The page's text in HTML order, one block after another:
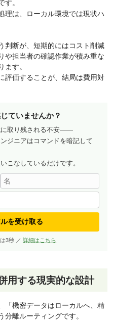
理は、ローカル環境では現状ハ
判断が、短期的にはコスト削減
や担当者の確認作業が積み重な
す。
評価することが、結局は費用対
ていませんか？
に取り残される不安——
ジニアはコマンドを暗記して
こなしているだけです。
を受け取る
3秒 ／詳細はこちら
用する現実的な設計
「機密データはローカルへ、精
離ルーティングです。